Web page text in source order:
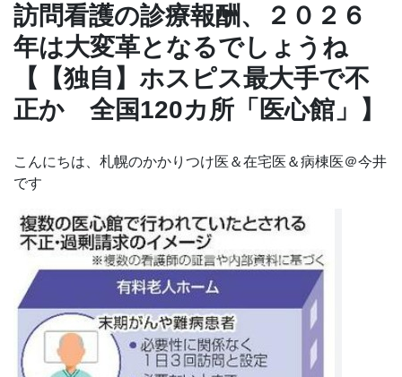
訪問看護の診療報酬、２０２６
年は大変革となるでしょうね
【【独自】ホスピス最大手で不
正か 全国120カ所「医心館」】
こんにちは、札幌のかかりつけ医＆在宅医＆病棟医＠今井
です